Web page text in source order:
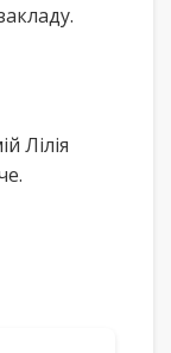
Лілія